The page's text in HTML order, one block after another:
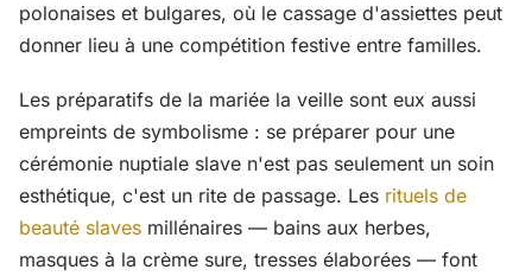
polonaises et bulgares, où le cassage d'assiettes peut
donner lieu à une compétition festive entre familles.
Les préparatifs de la mariée la veille sont eux aussi
empreints de symbolisme : se préparer pour une
cérémonie nuptiale slave n'est pas seulement un soin
esthétique, c'est un rite de passage. Les rituels de
beauté slaves millénaires — bains aux herbes,
masques à la crème sure, tresses élaborées — font